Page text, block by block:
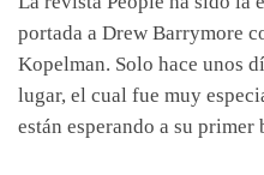
portada a Drew Barrymore
Kopelman. Solo hace unos
lugar, el cual fue muy
están esperando a su primer